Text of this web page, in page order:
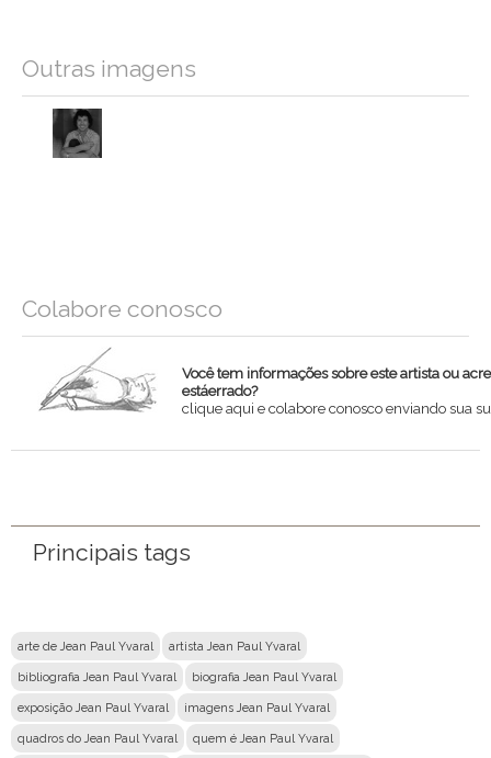
Outras imagens
Colabore conosco
Você tem informações sobre este artista ou
estáerrado?
clique aqui e colabore conosco enviando sua
Principais tags
arte de Jean Paul Yvaral artista Jean Paul Yvaral
bibliografia Jean Paul Yvaral biografia Jean Paul Yvaral
exposição Jean Paul Yvaral imagens Jean Paul Yvaral
quadros do Jean Paul Yvaral quem é Jean Paul Yvaral